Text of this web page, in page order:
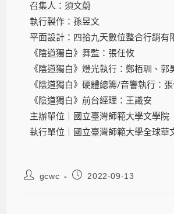
召集人：須文蔚
執行製作：孫昱文
平面設計：四拾九天數位整合行銷有
《陰道獨白》舞監：張任攸
《陰道獨白》燈光執行：鄭栢玔、郭
《陰道獨白》硬體總籌/音響執行：
《陰道獨白》前台經理：王識安
主辦單位｜國立臺灣師範大學文學院
執行單位｜國立臺灣師範大學全球華
gcwc 2022-09-13